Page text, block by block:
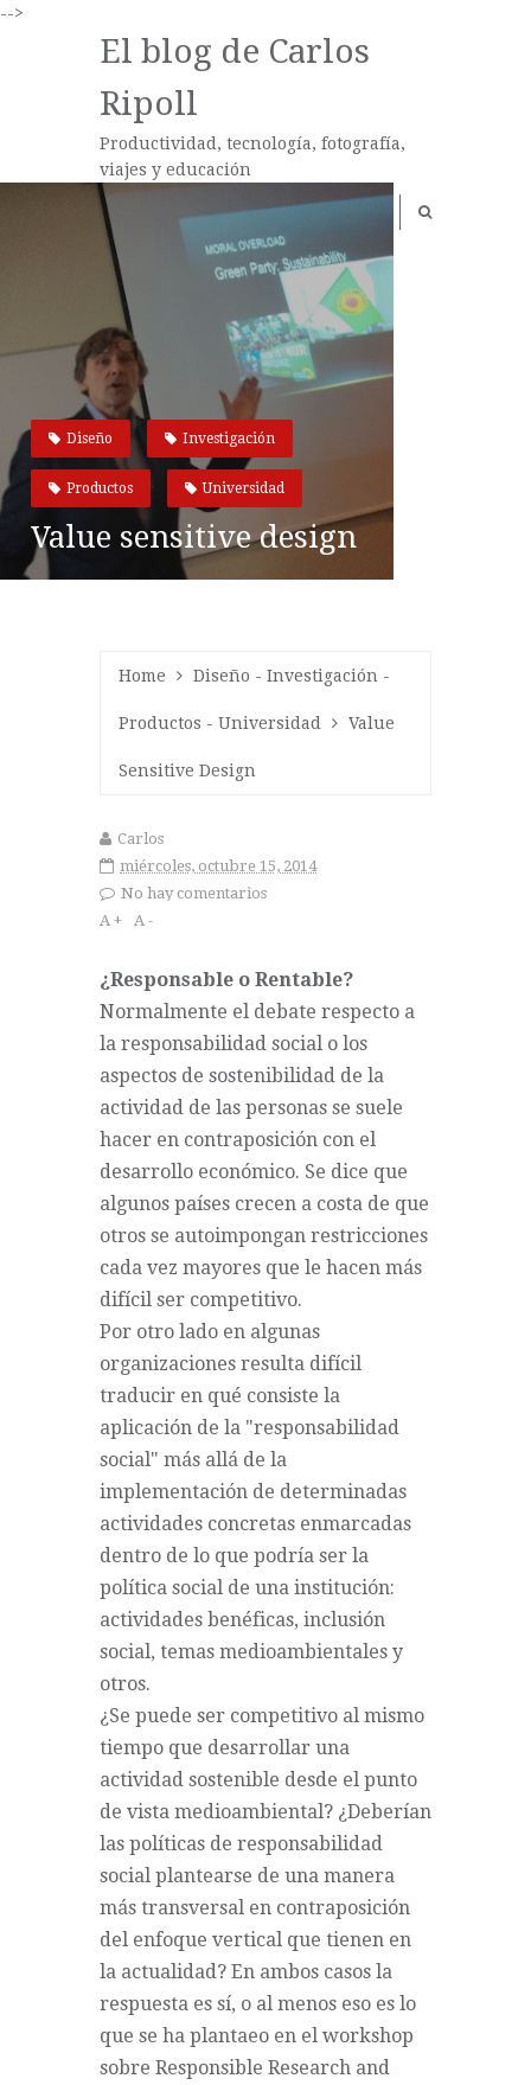
-->
El blog de Carlos
Ripoll
Productividad, tecnología, fotografía,
viajes y educación
Diseño Investigación
Productos Universidad
Value sensitive design
Home Diseño - Investigación -
Productos - Universidad Value
Sensitive Design
Carlos
miércoles, octubre 15, 2014
No hay comentarios
A +
A -
¿Responsable o Rentable?
Normalmente el debate respecto a
la responsabilidad social o los
aspectos de sostenibilidad de la
actividad de las personas se suele
hacer en contraposición con el
desarrollo económico. Se dice que
algunos países crecen a costa de que
otros se autoimpongan restricciones
cada vez mayores que le hacen más
difícil ser competitivo.
Por otro lado en algunas
organizaciones resulta difícil
traducir en qué consiste la
aplicación de la "responsabilidad
social" más allá de la
implementación de determinadas
actividades concretas enmarcadas
dentro de lo que podría ser la
política social de una institución:
actividades benéficas, inclusión
social, temas medioambientales y
otros.
¿Se puede ser competitivo al mismo
tiempo que desarrollar una
actividad sostenible desde el punto
de vista medioambiental? ¿Deberían
las políticas de responsabilidad
social plantearse de una manera
más transversal en contraposición
del enfoque vertical que tienen en
la actualidad? En ambos casos la
respuesta es sí, o al menos eso es lo
que se ha plantaeo en el workshop
sobre Responsible Research and